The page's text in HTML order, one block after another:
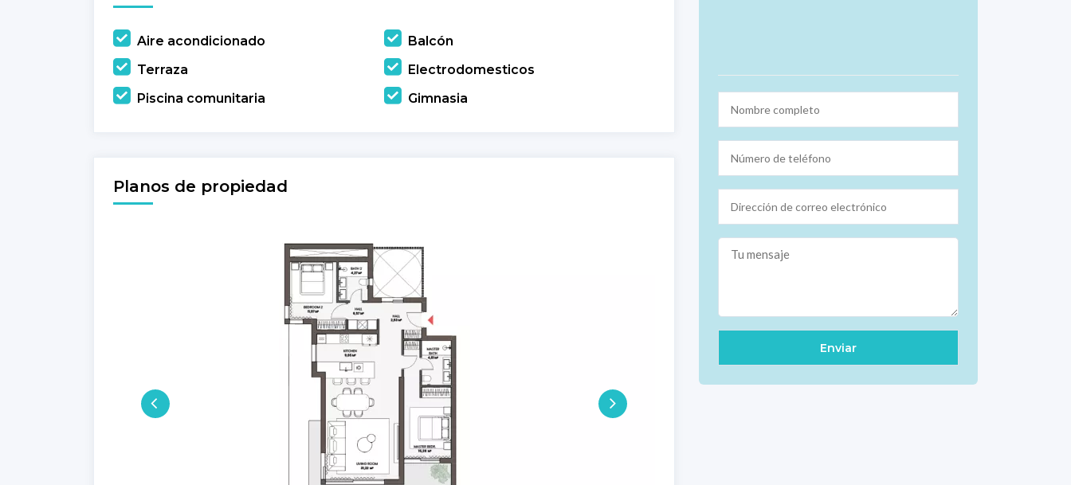
Aire acondicionado
Balcón
Terraza
Electrodomesticos
Piscina comunitaria
Gimnasia
Planos de propiedad